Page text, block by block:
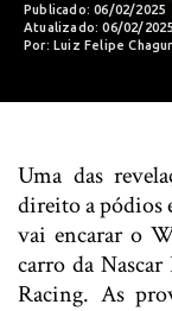
Publicado: 06/02/2025
Atualizado: 06/02/
Por: Luiz Felipe
Uma das
direito a pódios
vai encarar o
carro da
Racing. As